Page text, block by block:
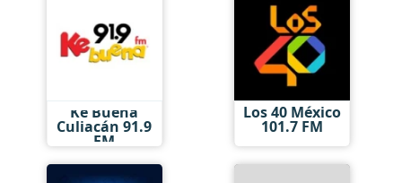
Ke Buena
Culiacán 91.9
FM
Los 40 México
101.7 FM